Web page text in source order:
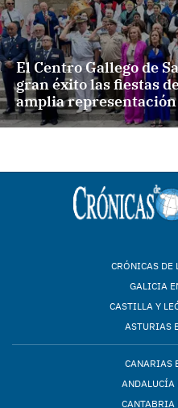
El Centro Gallego de
gran éxito las fiestas
amplia
CRÓNICAS DE
GALICIA
CASTILLA Y
ASTURIAS
CANARIAS
ANDALUCÍA
CANTABRIA